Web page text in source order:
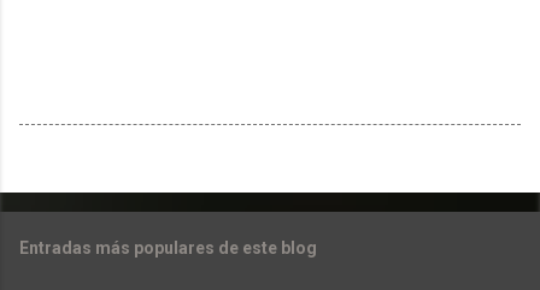
Entradas más populares de este blog